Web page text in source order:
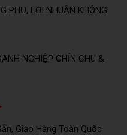
PHỤ, LỢI NHUẬN KHÔNG
NGHIỆP CHỈN CHU &
Giao Hàng Toàn Quốc